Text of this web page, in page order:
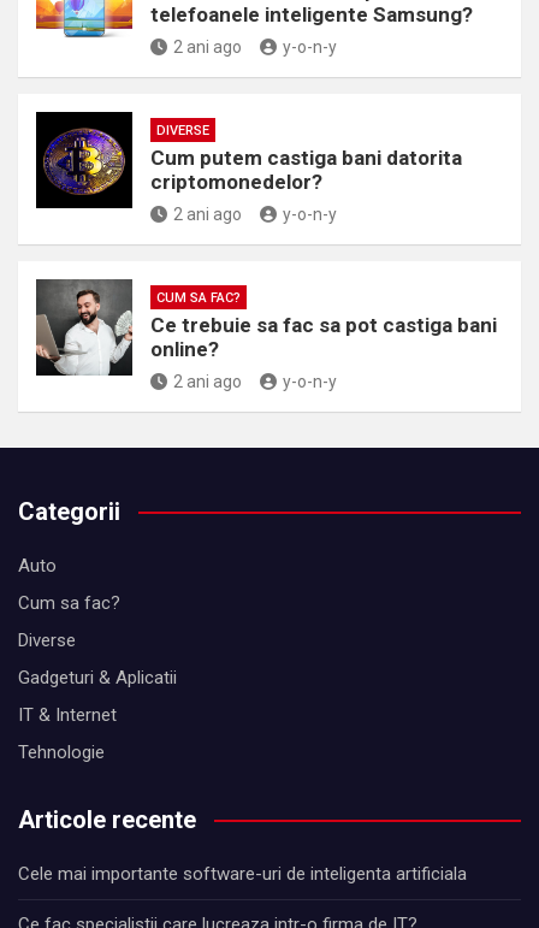
telefoanele inteligente Samsung?
2 ani ago y-o-n-y
DIVERSE
Cum putem castiga bani datorita
criptomonedelor?
2 ani ago y-o-n-y
CUM SA FAC?
Ce trebuie sa fac sa pot castiga bani
online?
2 ani ago y-o-n-y
Categorii
Auto
Cum sa fac?
Diverse
Gadgeturi & Aplicatii
IT & Internet
Tehnologie
Articole recente
Cele mai importante software-uri de inteligenta artificiala